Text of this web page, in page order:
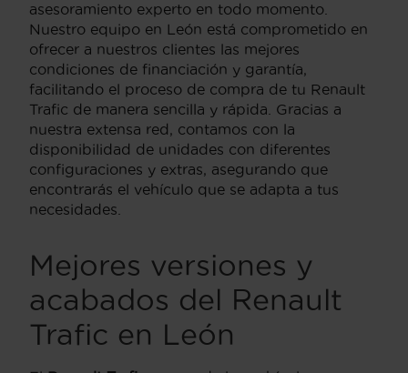
asesoramiento experto en todo momento.
Nuestro equipo en León está comprometido en
ofrecer a nuestros clientes las mejores
condiciones de financiación y garantía,
facilitando el proceso de compra de tu Renault
Trafic de manera sencilla y rápida. Gracias a
nuestra extensa red, contamos con la
disponibilidad de unidades con diferentes
configuraciones y extras, asegurando que
encontrarás el vehículo que se adapta a tus
necesidades.
Mejores versiones y
acabados del Renault
Trafic en León